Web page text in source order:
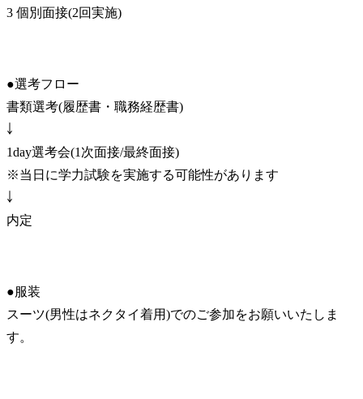
3 個別面接(2回実施)
●選考フロー
書類選考(履歴書・職務経歴書)
￬
1day選考会(1次面接/最終面接)
※当日に学力試験を実施する可能性があります
￬
内定
●服装
スーツ(男性はネクタイ着用)でのご参加をお願いいたしま
す。